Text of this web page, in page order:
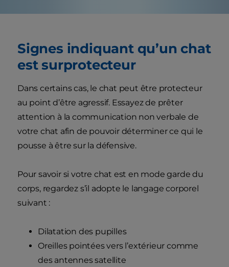
Signes indiquant qu’un chat
est surprotecteur
Dans certains cas, le chat peut être protecteur
au point d’être agressif. Essayez de prêter
attention à la communication non verbale de
votre chat afin de pouvoir déterminer ce qui le
pousse à être sur la défensive.
Pour savoir si votre chat est en mode garde du
corps, regardez s’il adopte le langage corporel
suivant :
Dilatation des pupilles
Oreilles pointées vers l’extérieur comme
des antennes satellite